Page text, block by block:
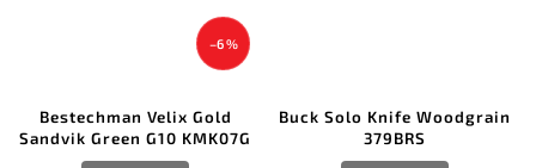
–6 %
Bestechman Velix Gold
Sandvik Green G10 KMK07G
Buck Solo Knife Woodgrain
379BRS